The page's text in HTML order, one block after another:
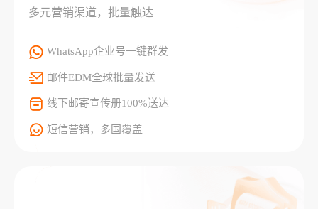
多元营销渠道，批量触达
WhatsApp企业号一键群发
邮件EDM全球批量发送
线下邮寄宣传册100%送达
短信营销，多国覆盖